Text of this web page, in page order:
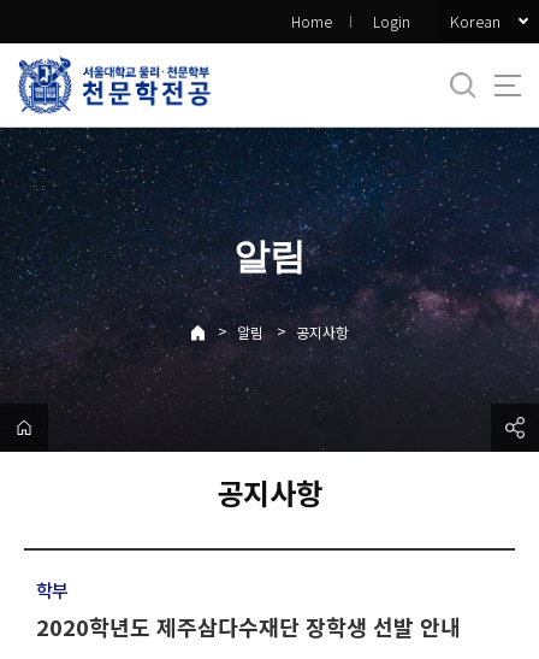
로
메
뉴
Home Login Korean
알림
> 알림 > 공지사항
공지사항
학부
2020학년도 제주삼다수재단 장학생 선발 안내